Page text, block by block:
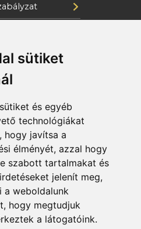
sütiket
és egyéb
technológiákat
hogy javítsa a
élményét, azzal hogy
szabott tartalmakat és
jelenít meg,
a weboldalunk
hogy megtudjuk
a látogatóink.